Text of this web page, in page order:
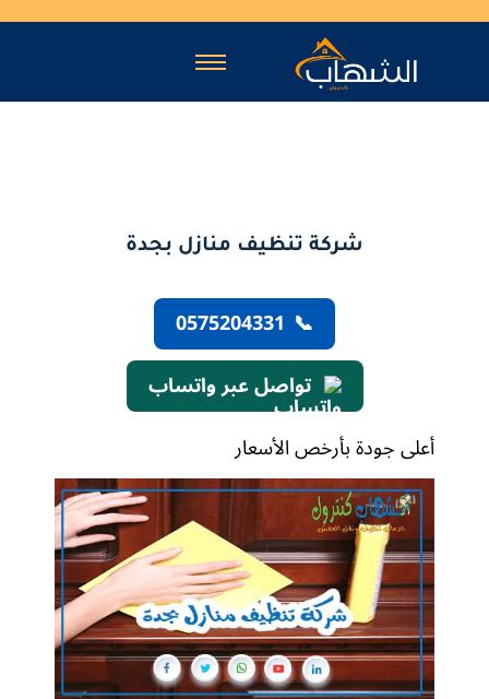
شركة تنظيف منازل بجدة
📞
0575204331
تواصل عبر واتساب
أعلى جودة بأرخص الأسعار